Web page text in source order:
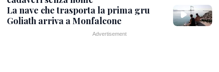
La nave che trasporta la prima gru
Goliath arriva a Monfalcone